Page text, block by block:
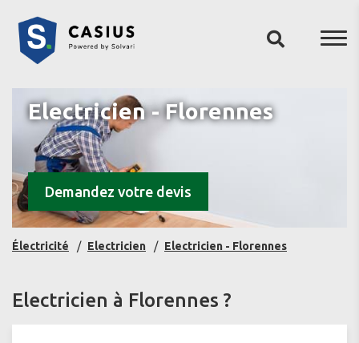
Electricien - Florennes
Demandez votre devis
Électricité Electricien Electricien - Florennes
Electricien à Florennes ?